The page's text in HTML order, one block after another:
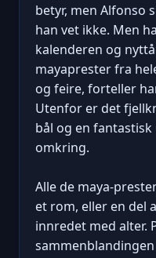
betyr, men Alfonso
han vet ikke. Men
kalenderen og
mayaprester fra
og feire, forteller
Utenfor er det
bål og en
omkring.
Alle de maya-
et rom, eller en del
innredet med alter.